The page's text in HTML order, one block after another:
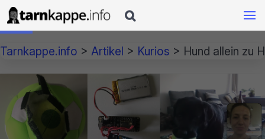

Tarnkappe.info > Artikel > Kurios > Hund allein zu